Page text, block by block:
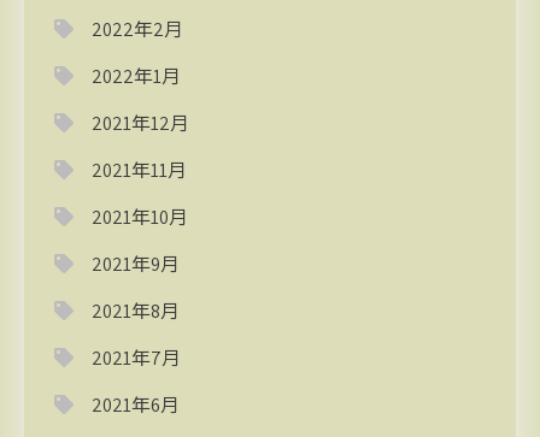
2022年2月
2022年1月
2021年12月
2021年11月
2021年10月
2021年9月
2021年8月
2021年7月
2021年6月